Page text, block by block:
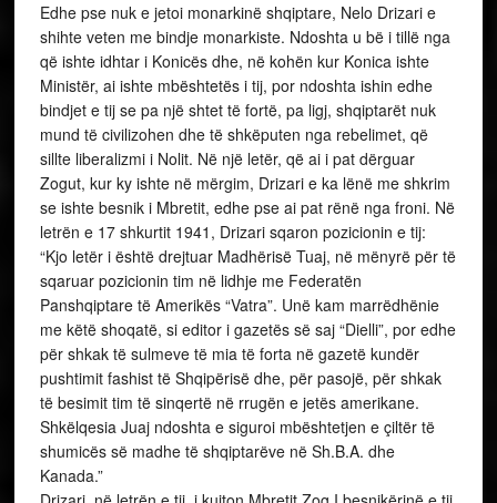
Edhe pse nuk e jetoi monarkinë shqiptare, Nelo Drizari e
shihte veten me bindje monarkiste. Ndoshta u bë i tillë nga
që ishte idhtar i Konicës dhe, në kohën kur Konica ishte
Ministër, ai ishte mbështetës i tij, por ndoshta ishin edhe
bindjet e tij se pa një shtet të fortë, pa ligj, shqiptarët nuk
mund të civilizohen dhe të shkëputen nga rebelimet, që
sillte liberalizmi i Nolit. Në një letër, që ai i pat dërguar
Zogut, kur ky ishte në mërgim, Drizari e ka lënë me shkrim
se ishte besnik i Mbretit, edhe pse ai pat rënë nga froni. Në
letrën e 17 shkurtit 1941, Drizari sqaron pozicionin e tij:
“Kjo letër i është drejtuar Madhërisë Tuaj, në mënyrë për të
sqaruar pozicionin tim në lidhje me Federatën
Panshqiptare të Amerikës “Vatra”. Unë kam marrëdhënie
me këtë shoqatë, si editor i gazetës së saj “Dielli”, por edhe
për shkak të sulmeve të mia të forta në gazetë kundër
pushtimit fashist të Shqipërisë dhe, për pasojë, për shkak
të besimit tim të sinqertë në rrugën e jetës amerikane.
Shkëlqesia Juaj ndoshta e siguroi mbështetjen e çiltër të
shumicës së madhe të shqiptarëve në Sh.B.A. dhe
Kanada.”